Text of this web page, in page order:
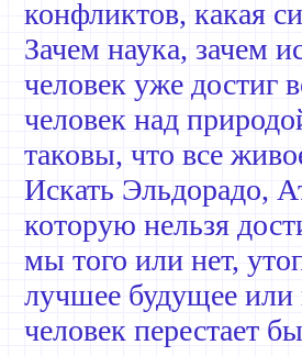
конфликтов, какая
Зачем наука, зачем
человек уже достиг
человек над
таковы, что все
Искать Эльдорадо,
которую нельзя
мы того или нет,
лучшее будущее
человек перестает